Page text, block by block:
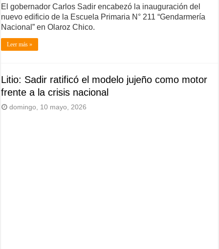
El gobernador Carlos Sadir encabezó la inauguración del
nuevo edificio de la Escuela Primaria N° 211 “Gendarmería
Nacional” en Olaroz Chico.
Leer más »
Litio: Sadir ratificó el modelo jujeño como motor
frente a la crisis nacional
domingo, 10 mayo, 2026